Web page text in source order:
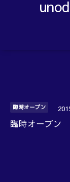
臨時オープン
臨時オープン